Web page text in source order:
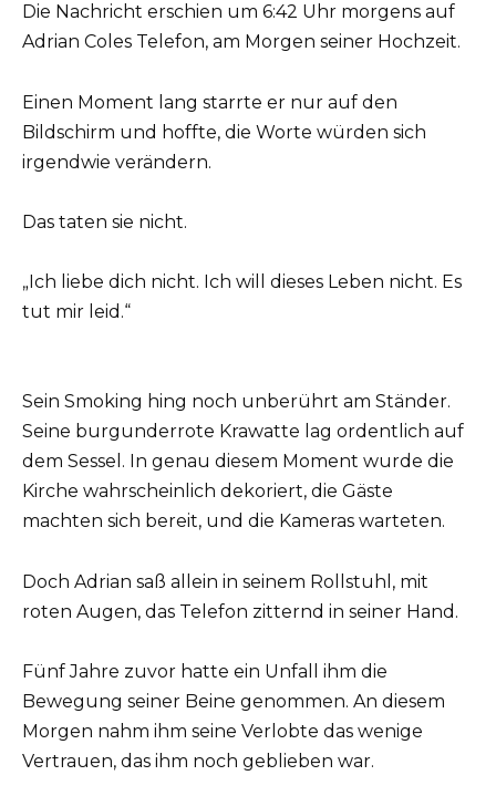
Die Nachricht erschien um 6:42 Uhr morgens auf
Adrian Coles Telefon, am Morgen seiner Hochzeit.
Einen Moment lang starrte er nur auf den
Bildschirm und hoffte, die Worte würden sich
irgendwie verändern.
Das taten sie nicht.
„Ich liebe dich nicht. Ich will dieses Leben nicht. Es
tut mir leid.“
Sein Smoking hing noch unberührt am Ständer.
Seine burgunderrote Krawatte lag ordentlich auf
dem Sessel. In genau diesem Moment wurde die
Kirche wahrscheinlich dekoriert, die Gäste
machten sich bereit, und die Kameras warteten.
Doch Adrian saß allein in seinem Rollstuhl, mit
roten Augen, das Telefon zitternd in seiner Hand.
Fünf Jahre zuvor hatte ein Unfall ihm die
Bewegung seiner Beine genommen. An diesem
Morgen nahm ihm seine Verlobte das wenige
Vertrauen, das ihm noch geblieben war.